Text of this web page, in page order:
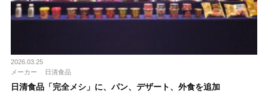
2026.03.25
メーカー
日清食品
日清食品「完全メシ」に、パン、デザート、外食を追加